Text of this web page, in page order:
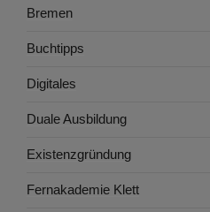
Bremen
Buchtipps
Digitales
Duale Ausbildung
Existenzgründung
Fernakademie Klett